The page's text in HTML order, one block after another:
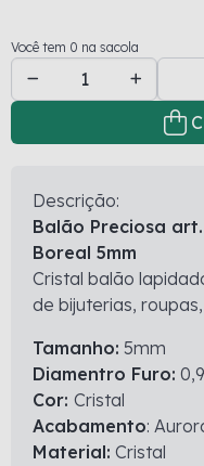
Você tem 0 na sacola
Descrição:
Balão Preciosa
Boreal 5mm
Cristal balão
de bijuterias,
Tamanho: 5mm
Diamentro Furo:
Cor: Cristal
Acabamento:
Material: Cristal